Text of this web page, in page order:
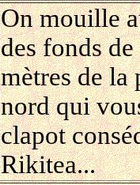
On mouille
des fonds
mètres de la
nord qui
clapot
Rikitea...